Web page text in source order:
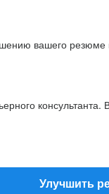
вашего резюме
Улучшить